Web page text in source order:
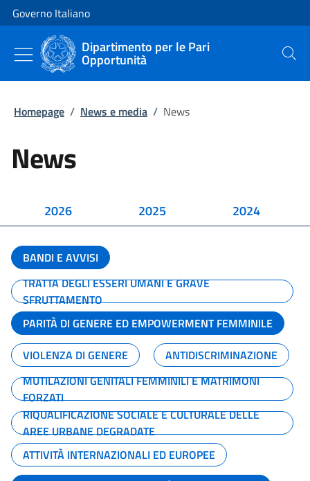
Vai al contenuto
Vai alla navigazione del sito
Governo Italiano
Dipartimento per le Pari
Opportunità Cerca
Homepage / News e media / News
News
2026 2025 2024
BANDI E AVVISI
TRATTA DEGLI ESSERI UMANI E GRAVE
SFRUTTAMENTO
PARITÀ DI GENERE ED EMPOWERMENT FEMMINILE
VIOLENZA DI GENERE
ANTIDISCRIMINAZIONE
MUTILAZIONI GENITALI FEMMINILI E MATRIMONI
FORZATI
RIQUALIFICAZIONE SOCIALE E CULTURALE DELLE
AREE URBANE DEGRADATE
ATTIVITÀ INTERNAZIONALI ED EUROPEE